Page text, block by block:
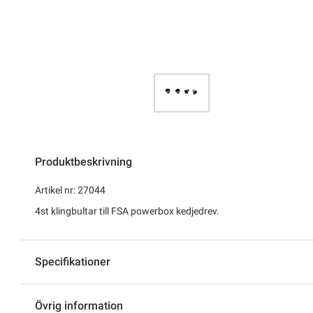
Produktbeskrivning
Artikel nr: 27044
4st klingbultar till FSA powerbox kedjedrev.
Specifikationer
Övrig information